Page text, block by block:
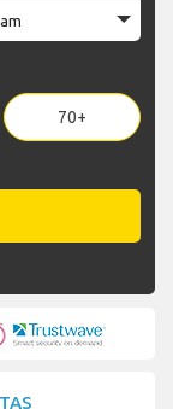
70+